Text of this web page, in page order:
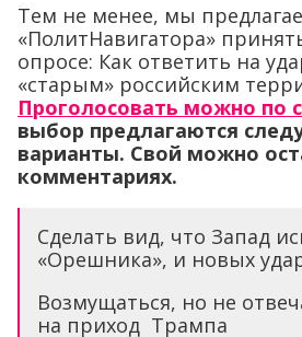
Тем не менее, мы
«ПолитНавигатора»
опросе: Как ответить на
«старым» российским
Проголосовать можно по
выбор предлагаются
варианты. Свой можно
комментариях.
Сделать вид, что Запад
«Орешника», и новых
Возмущаться, но не
на приход Трампа